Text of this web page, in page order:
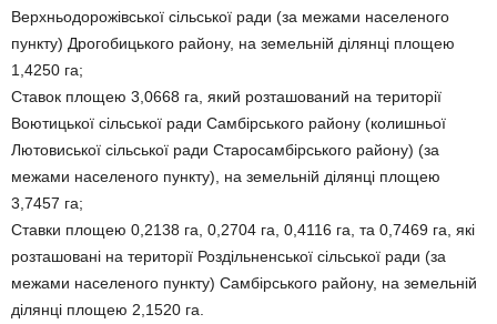
Верхньодорожівської сільської ради (за межами населеного
пункту) Дрогобицького району, на земельній ділянці площею
1,4250 га;
Ставок площею 3,0668 га, який розташований на території
Воютицької сільської ради Самбірського району (колишньої
Лютовиської сільської ради Старосамбірського району) (за
межами населеного пункту), на земельній ділянці площею
3,7457 га;
Ставки площею 0,2138 га, 0,2704 га, 0,4116 га, та 0,7469 га, які
розташовані на території Роздільненської сільської ради (за
межами населеного пункту) Самбірського району, на земельній
ділянці площею 2,1520 га.